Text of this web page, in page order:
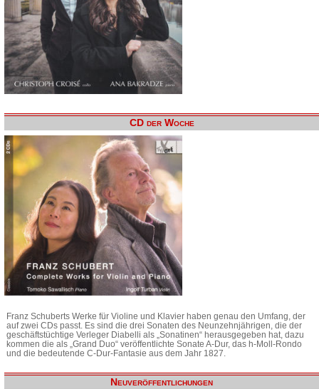
CD der Woche
Franz Schuberts Werke für Violine und Klavier haben genau den Umfang, der
auf zwei CDs passt. Es sind die drei Sonaten des Neunzehnjährigen, die der
geschäftstüchtige Verleger Diabelli als „Sonatinen“ herausgegeben hat, dazu
kommen die als „Grand Duo“ veröffentlichte Sonate A-Dur, das h-Moll-Rondo
und die bedeutende C-Dur-Fantasie aus dem Jahr 1827.
Neuveröffentlichungen